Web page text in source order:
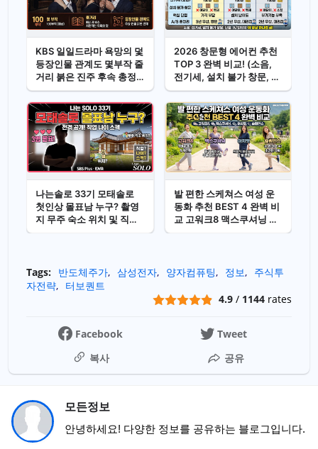
KBS 일일드라마 욕망의 덫
등장인물 관계도 몇부작 줄
거리 붉은 진주 후속 총정
리
2026 창문형 에어컨 추천
TOP 3 완벽 비교! (소음,
전기세, 설치 불가 창문, 단
점, A/S 총정리)
나는솔로 33기 모태솔로
첫인상 몰표남 누구? 촬영
지 무주 숙소 위치 및 직업
발 편한 스케쳐스 여성 운
동화 추천 BEST 4 완벽 비
교 고워크8 맥스쿠셔닝 아
Tags: 반도체주가 삼성전자 양자컴퓨팅 정보
주식투
자전략
터보퀀트
4.9 / 1144 rates
Facebook
Tweet
복사
공유
모든정보
안녕하세요! 다양한 정보를 공유하는 블로그입니다.